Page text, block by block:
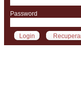
Password